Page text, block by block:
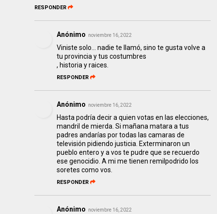
RESPONDER
Anónimo noviembre 16, 2022
Viniste solo... nadie te llamó, sino te gusta volve a
tu provincia y tus costumbres
, historia y raices.
RESPONDER
Anónimo noviembre 16, 2022
Hasta podría decir a quien votas en las elecciones,
mandril de mierda. Si mañana matara a tus
padres andarías por todas las camaras de
televisión pidiendo justicia. Exterminaron un
pueblo entero y a vos te pudre que se recuerdo
ese genocidio. A mi me tienen remilpodrido los
soretes como vos.
RESPONDER
Anónimo noviembre 16, 2022